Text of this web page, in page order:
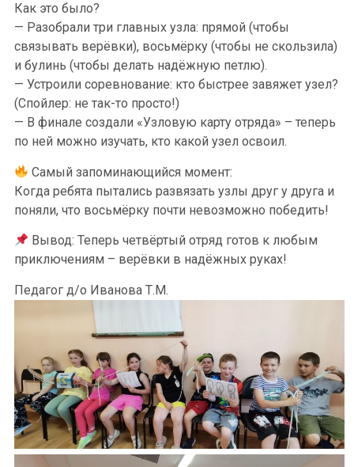
Как это было?
— Разобрали три главных узла: прямой (чтобы
связывать верёвки), восьмёрку (чтобы не скользила)
и булинь (чтобы делать надёжную петлю).
— Устроили соревнование: кто быстрее завяжет узел?
(Спойлер: не так-то просто!)
— В финале создали «Узловую карту отряда» – теперь
по ней можно изучать, кто какой узел освоил.
Самый запоминающийся момент:
Когда ребята пытались развязать узлы друг у друга и
поняли, что восьмёрку почти невозможно победить!
Вывод: Теперь четвёртый отряд готов к любым
приключениям – верёвки в надёжных руках!
Педагог д/о Иванова Т.М.